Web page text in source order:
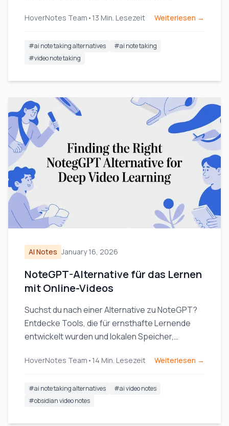
HoverNotes Team • 13 Min. Lesezeit Weiterlesen →
#ai note taking alternatives #ai note taking
#video note taking
AI Notes January 16, 2026
NoteGPT-Alternative für das Lernen
mit Online-Videos
Suchst du nach einer Alternative zu NoteGPT?
Entdecke Tools, die für ernsthafte Lernende
entwickelt wurden und lokalen Speicher,
Kontextunterstützung aus Videos bieten.
HoverNotes Team • 14 Min. Lesezeit Weiterlesen →
#ai note taking alternatives #ai video notes
#obsidian video notes